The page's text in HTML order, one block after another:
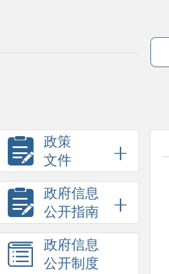
政策
文件
政府信息
公开指南
政府信息
公开制度